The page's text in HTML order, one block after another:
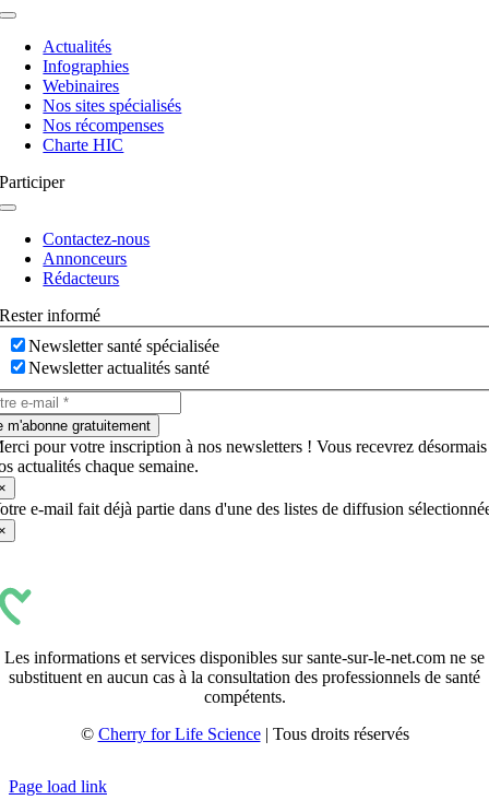
Navigation
basculeActualités
Infographies
Webinaires
Nos sites spécialisés
Nos récompenses
Charte HIC
Participer
Navigation
basculeContactez-nous
Annonceurs
Rédacteurs
Rester informé
Newsletter santé spécialisée
Newsletter actualités santé
m'abonne gratuitement
pour votre inscription à nos newsletters ! Vous recevrez désormais
actualités chaque semaine.
e-mail fait déjà partie dans d'une des listes de diffusion
Les informations et services disponibles sur sante-sur-le-net.com ne se
substituent en aucun cas à la consultation des professionnels de santé
compétents.
© Cherry for Life Science| Tous droits réservés
Page load link